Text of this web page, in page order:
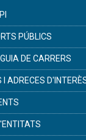
PÚBLICS
DE CARRERS
I ADRECES